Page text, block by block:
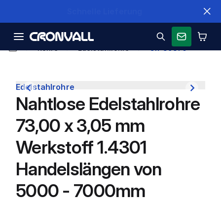
CR-39376
Edelstahlrohre
Nahtlose Edelstahlrohre
73,00 x 3,05 mm
Werkstoff 1.4301
Handelslängen von
5000 - 7000mm